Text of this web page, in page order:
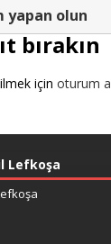
yapan olun
bırakın
için oturum
Lefkoşa